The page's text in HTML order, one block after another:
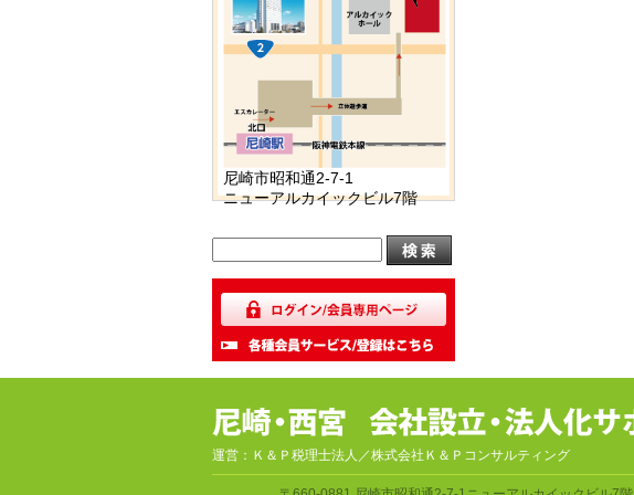
尼崎市昭和通2-7-1
ニューアルカイックビル7階
運営：Ｋ＆Ｐ税理士法人／株式会社Ｋ＆Ｐコンサルティング